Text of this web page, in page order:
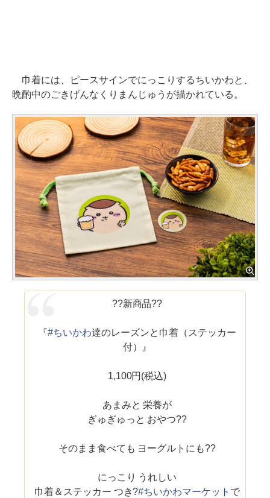
巾着には、ピースサインでにっこりするちいかわと、
晩酌中のごきげんなくりまんじゅうが描かれている。
??新商品??
『#ちいかわ達のレーズンと巾着（ステッカー
付）』
1,100円(税込)
あまみと 栄養が
ぎゅぎゅっと おやつ??
そのまま食べても ヨーグルトにも??
にっこり うれしい
巾着＆ステッカー つき?#ちいかわマーケット で